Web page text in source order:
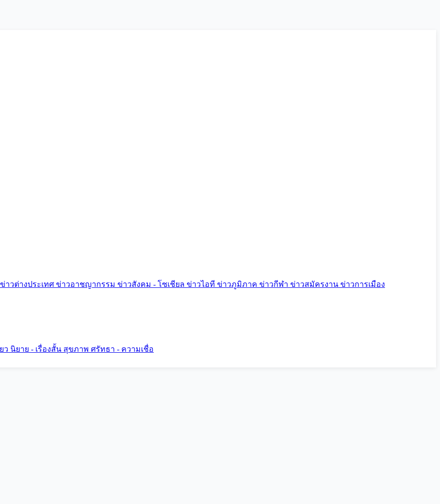
ข่าวต่างประเทศ ข่าวอาชญากรรม ข่าวสังคม - โซเชียล ข่าวไอที ข่าวภูมิภาค ข่าวกีฬา ข่าวสมัครงาน ข่าวการเมือง
ว นิยาย - เรื่องสั้น สุขภาพ ศรัทธา - ความเชื่อ